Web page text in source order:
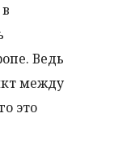
Ведь
между
это